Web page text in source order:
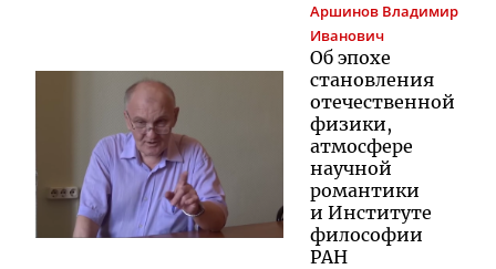
Аршинов Владимир
Иванович
Об эпохе
становления
отечественной
физики,
атмосфере
научной
романтики
и Институте
философии
РАН